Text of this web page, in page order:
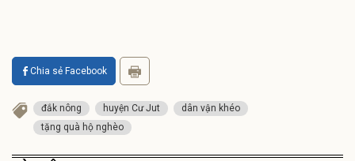
Chia sẻ Facebook
đắk nông huyện Cư Jut
dân vận khéo
tặng quà hộ nghèo